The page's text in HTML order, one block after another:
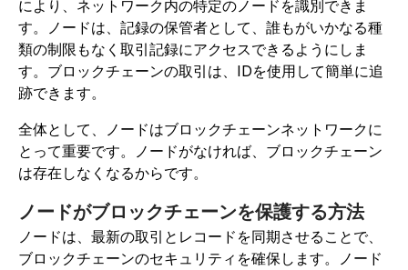
により、ネットワーク内の特定のノードを識別できま
す。ノードは、記録の保管者として、誰もがいかなる種
類の制限もなく取引記録にアクセスできるようにしま
す。ブロックチェーンの取引は、IDを使用して簡単に追
跡できます。
全体として、ノードはブロックチェーンネットワークに
とって重要です。ノードがなければ、ブロックチェーン
は存在しなくなるからです。
ノードがブロックチェーンを保護する方法
ノードは、最新の取引とレコードを同期させることで、
ブロックチェーンのセキュリティを確保します。ノード